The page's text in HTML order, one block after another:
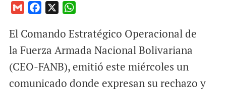
a
i
c
e
o
o
a
t
A
p
El Comando Estratégico Operacional de
la Fuerza Armada Nacional Bolivariana
(CEO-FANB), emitió este miércoles un
comunicado donde expresan su rechazo y